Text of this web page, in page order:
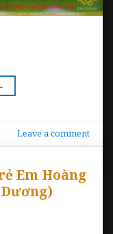
Leave a comment
Em Hoàng